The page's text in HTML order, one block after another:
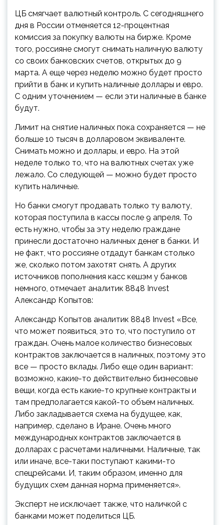
ЦБ смягчает валютный контроль. С сегодняшнего
дня в России отменяется 12-процентная
комиссия за покупку валюты на бирже. Кроме
того, россияне смогут снимать наличную валюту
со своих банковских счетов, открытых до 9
марта. А еще через неделю можно будет просто
прийти в банк и купить наличные доллары и евро.
С одним уточнением — если эти наличные в банке
будут.
Лимит на снятие наличных пока сохраняется — не
больше 10 тысяч в долларовом эквиваленте.
Снимать можно и доллары, и евро. На этой
неделе только то, что на валютных счетах уже
лежало. Со следующей — можно будет просто
купить наличные.
Но банки смогут продавать только ту валюту,
которая поступила в кассы после 9 апреля. То
есть нужно, чтобы за эту неделю граждане
принесли достаточно наличных денег в банки. И
не факт, что россияне отдадут банкам столько
же, сколько потом захотят снять. А других
источников пополнения касс кешэм у банков
немного, отмечает аналитик 8848 Invest
Александр Копытов:
Александр Копытов аналитик 8848 Invest «Все,
что может появиться, это то, что поступило от
граждан. Очень малое количество бизнесовых
контрактов заключается в наличных, поэтому это
все — просто вклады. Либо еще один вариант:
возможно, какие-то действительно бизнесовые
вещи, когда есть какие-то крупные контракты и
там предполагается какой-то объем наличных.
Либо закладывается схема на будущее, как,
например, сделано в Иране. Очень много
международных контрактов заключается в
долларах с расчетами наличными. Наличные, так
или иначе, все-таки поступают какими-то
спецрейсами. И, таким образом, именно для
будущих схем данная норма применяется».
Эксперт не исключает также, что наличкой с
банками может поделиться ЦБ.